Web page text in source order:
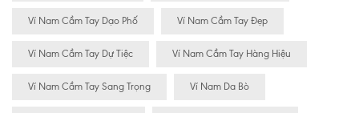
Ví Nam Cầm Tay Dạo Phố Ví Nam Cầm Tay Đẹp
Ví Nam Cầm Tay Dự Tiệc Ví Nam Cầm Tay Hàng Hiệu
Ví Nam Cầm Tay Sang Trọng Ví Nam Da Bò